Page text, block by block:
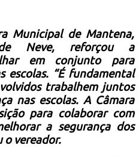
Municipal de Mantena,
de Neve, reforçou a
em conjunto para
escolas. “É fundamental
trabalhem juntos
nas escolas. A Câmara
para colaborar com
a segurança dos
o vereador.